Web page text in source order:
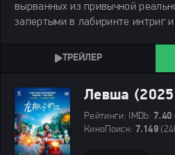
вырванных из привычной
запертыми в лабиринте интриг
Левша
Рейтинги: IMDb: 7.40
КиноПоиск: 7.149